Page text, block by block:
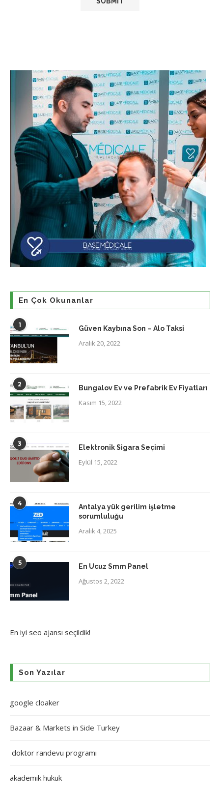
En Çok Okunanlar
1 Güven Kaybına Son – Alo Taksi
Aralık 20, 2022
2 Bungalov Ev ve Prefabrik Ev Fiyatları
Kasım 15, 2022
3 Elektronik Sigara Seçimi
Eylül 15, 2022
4
Antalya yük gerilim işletme
sorumluluğu
Aralık 4, 2025
5 En Ucuz Smm Panel
Ağustos 2, 2022
En iyi seo ajansı seçildik!
Son Yazılar
google cloaker
Bazaar & Markets in Side Turkey
doktor randevu programı
akademik hukuk